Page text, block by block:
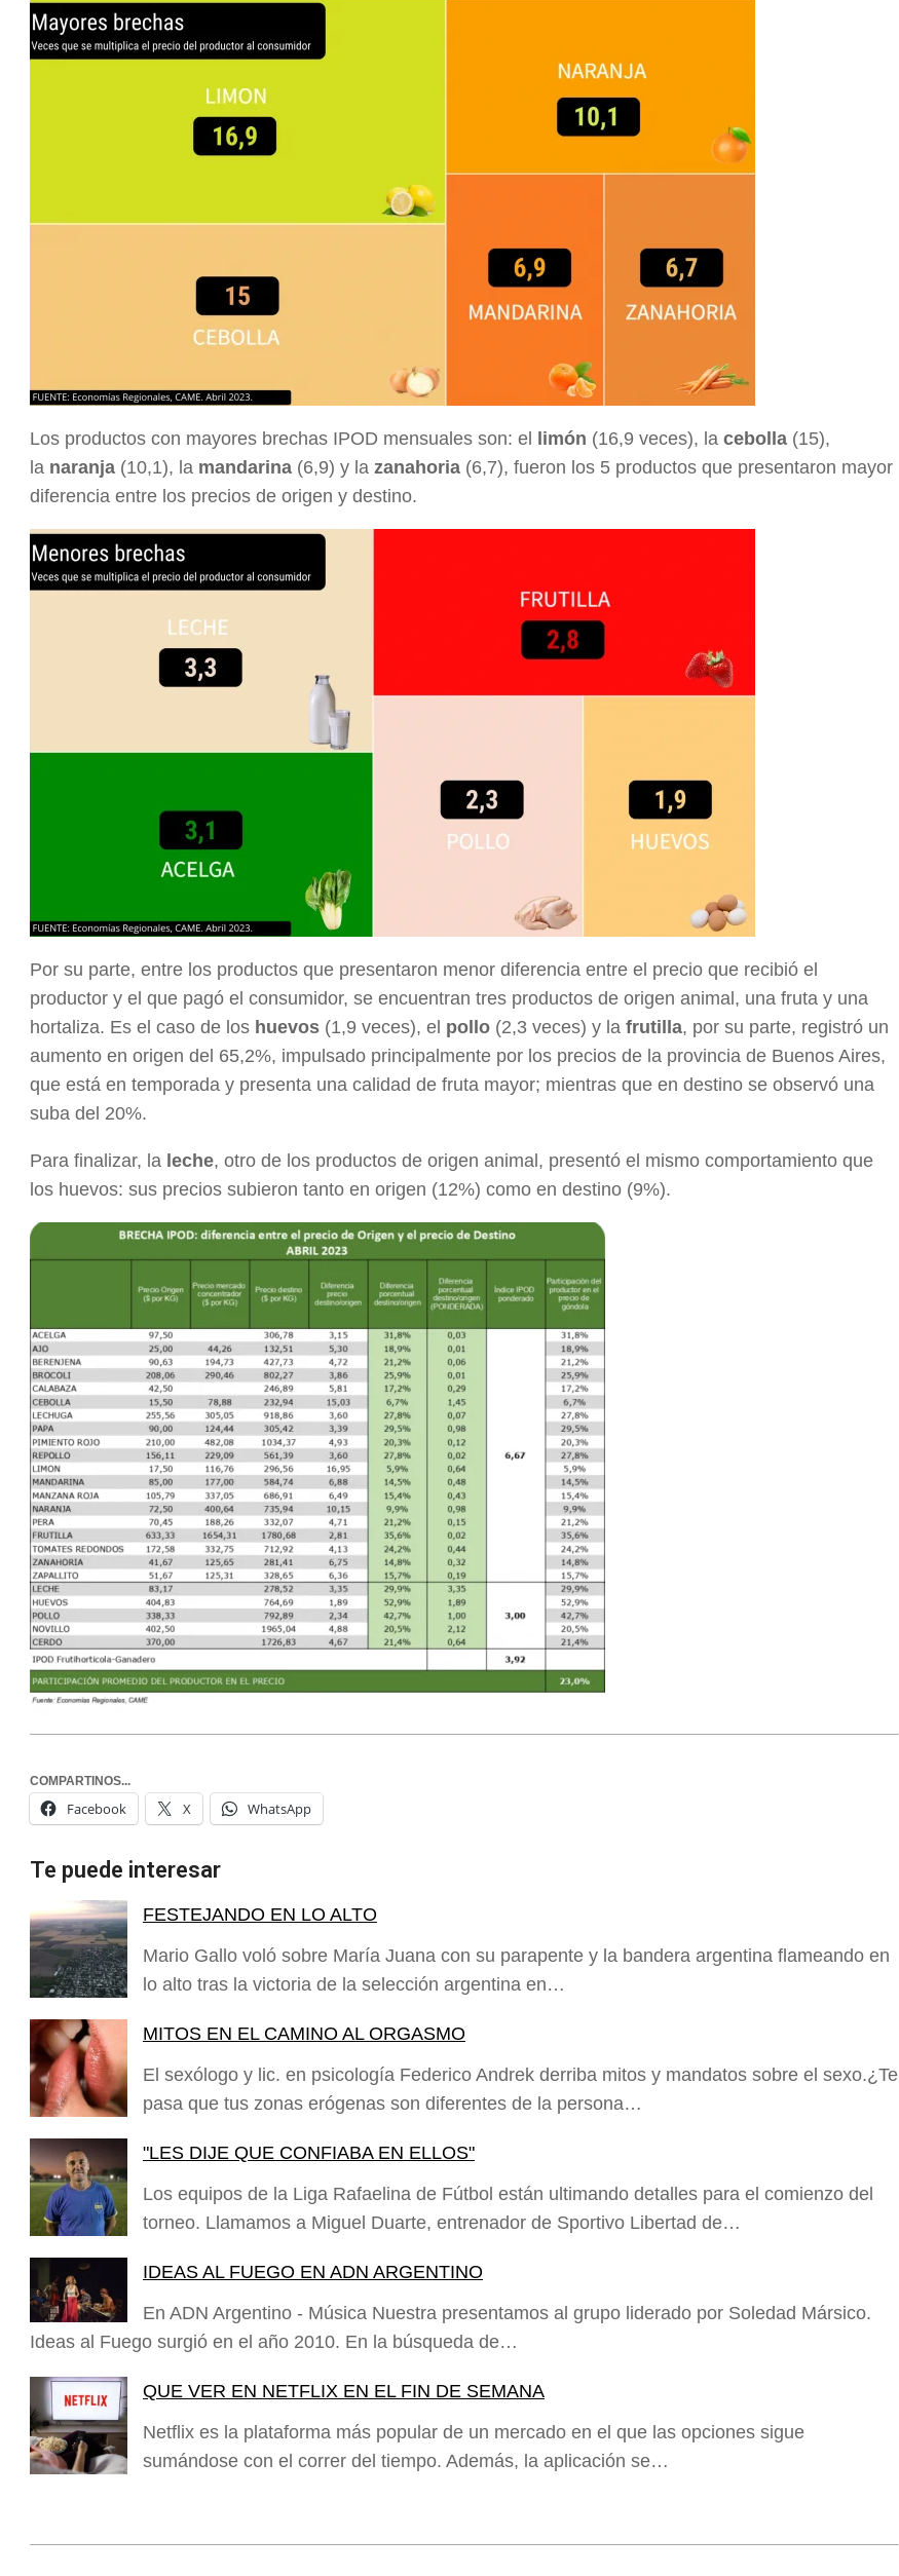
Los productos con mayores brechas IPOD mensuales son: el limón (16,9 veces), la cebolla (15),
la naranja (10,1), la mandarina (6,9) y la zanahoria (6,7), fueron los 5 productos que presentaron mayor
diferencia entre los precios de origen y destino.
Por su parte, entre los productos que presentaron menor diferencia entre el precio que recibió el
productor y el que pagó el consumidor, se encuentran tres productos de origen animal, una fruta y una
hortaliza. Es el caso de los huevos (1,9 veces), el pollo (2,3 veces) y la frutilla, por su parte, registró un
aumento en origen del 65,2%, impulsado principalmente por los precios de la provincia de Buenos Aires,
que está en temporada y presenta una calidad de fruta mayor; mientras que en destino se observó una
suba del 20%.
Para finalizar, la leche, otro de los productos de origen animal, presentó el mismo comportamiento que
los huevos: sus precios subieron tanto en origen (12%) como en destino (9%).
COMPARTINOS...
Facebook X WhatsApp
Te puede interesar
FESTEJANDO EN LO ALTO
Mario Gallo voló sobre María Juana con su parapente y la bandera argentina flameando en
lo alto tras la victoria de la selección argentina en…
MITOS EN EL CAMINO AL ORGASMO
El sexólogo y lic. en psicología Federico Andrek derriba mitos y mandatos sobre el sexo.¿Te
pasa que tus zonas erógenas son diferentes de la persona…
"LES DIJE QUE CONFIABA EN ELLOS"
Los equipos de la Liga Rafaelina de Fútbol están ultimando detalles para el comienzo del
torneo. Llamamos a Miguel Duarte, entrenador de Sportivo Libertad de…
IDEAS AL FUEGO EN ADN ARGENTINO
En ADN Argentino - Música Nuestra presentamos al grupo liderado por Soledad Mársico.
Ideas al Fuego surgió en el año 2010. En la búsqueda de…
QUE VER EN NETFLIX EN EL FIN DE SEMANA
Netflix es la plataforma más popular de un mercado en el que las opciones sigue
sumándose con el correr del tiempo. Además, la aplicación se…